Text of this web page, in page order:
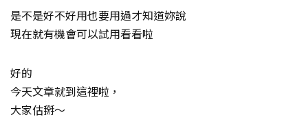
是不是好不好用也要用過才知道妳說
現在就有機會可以試用看看啦
好的
今天文章就到這裡啦，
大家估掰～